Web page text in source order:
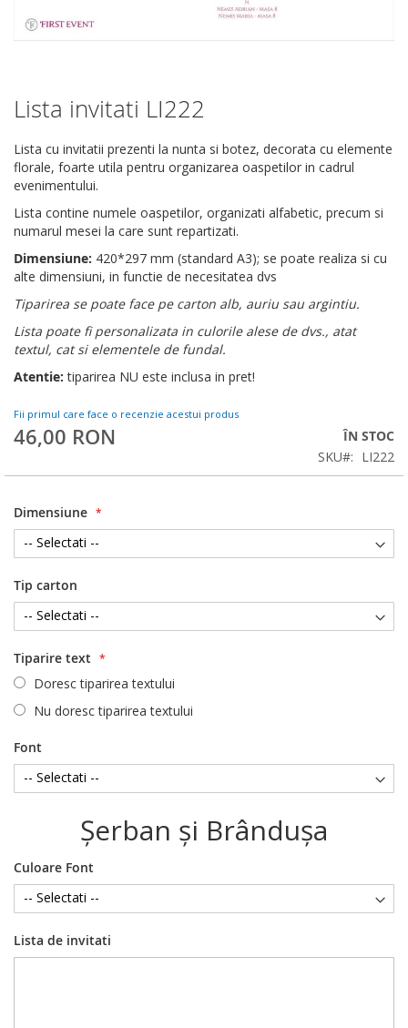
Lista invitati LI222
Lista cu invitatii prezenti la nunta si botez, decorata cu elemente
florale, foarte utila pentru organizarea oaspetilor in cadrul
evenimentului.
Lista contine numele oaspetilor, organizati alfabetic, precum si
numarul mesei la care sunt repartizati.
Dimensiune: 420*297 mm (standard A3); se poate realiza si cu
alte dimensiuni, in functie de necesitatea dvs
Tiparirea se poate face pe carton alb, auriu sau argintiu.
Lista poate fi personalizata in culorile alese de dvs., atat
textul, cat si elementele de fundal.
Atentie:tiparirea NU este inclusa in pret!
Fii primul care face o recenzie acestui produs
46,00 RON
ÎN STOC
SKU
LI222
Dimensiune
Tip carton
Tiparire text
Doresc tiparirea textului
Nu doresc tiparirea textului
Font
Şerban şi Brânduşa
Culoare Font
Lista de invitati
Skip
to
beginning
of
the
images
gallery